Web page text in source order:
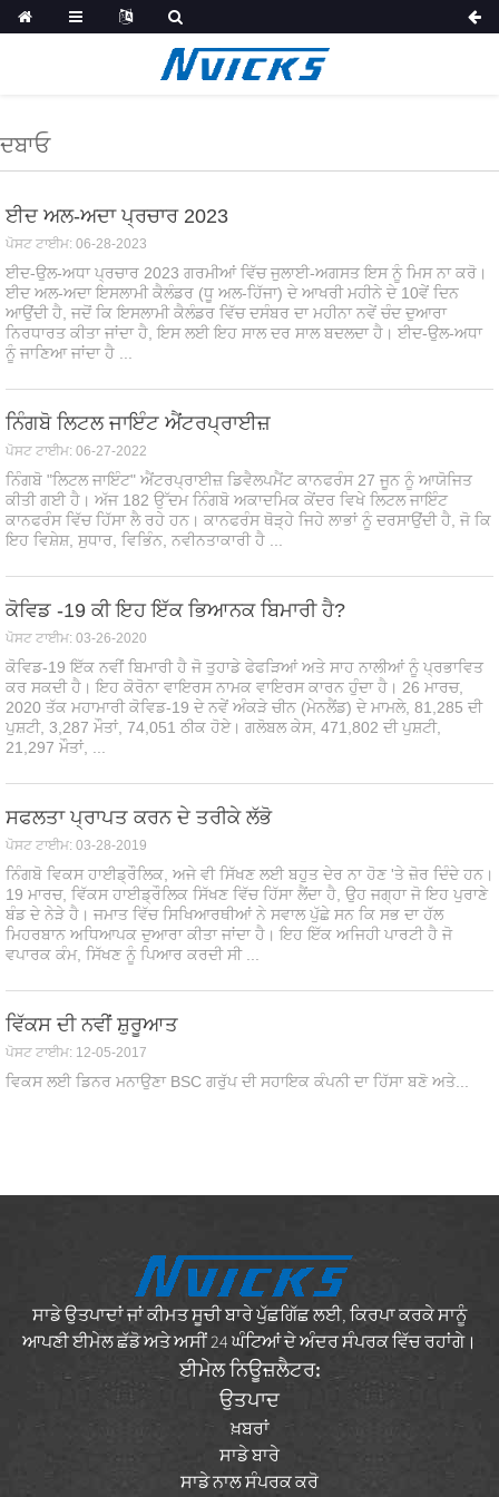
ਦਬਾਓ
ਈਦ ਅਲ-ਅਦਾ ਪ੍ਰਚਾਰ 2023
ਪੋਸਟ ਟਾਈਮ: 06-28-2023
ਈਦ-ਉਲ-ਅਧਾ ਪ੍ਰਚਾਰ 2023 ਗਰਮੀਆਂ ਵਿੱਚ ਜੁਲਾਈ-ਅਗਸਤ ਇਸ ਨੂੰ ਮਿਸ ਨਾ ਕਰੋ।
ਈਦ ਅਲ-ਅਦਾ ਇਸਲਾਮੀ ਕੈਲੰਡਰ (ਧੂ ਅਲ-ਹਿੱਜਾ) ਦੇ ਆਖਰੀ ਮਹੀਨੇ ਦੇ 10ਵੇਂ ਦਿਨ
ਆਉਂਦੀ ਹੈ, ਜਦੋਂ ਕਿ ਇਸਲਾਮੀ ਕੈਲੰਡਰ ਵਿੱਚ ਦਸੰਬਰ ਦਾ ਮਹੀਨਾ ਨਵੇਂ ਚੰਦ ਦੁਆਰਾ
ਨਿਰਧਾਰਤ ਕੀਤਾ ਜਾਂਦਾ ਹੈ, ਇਸ ਲਈ ਇਹ ਸਾਲ ਦਰ ਸਾਲ ਬਦਲਦਾ ਹੈ। ਈਦ-ਉਲ-ਅਧਾ
ਨੂੰ ਜਾਣਿਆ ਜਾਂਦਾ ਹੈ ...
ਨਿੰਗਬੋ ਲਿਟਲ ਜਾਇੰਟ ਐਂਟਰਪ੍ਰਾਈਜ਼
ਪੋਸਟ ਟਾਈਮ: 06-27-2022
ਨਿੰਗਬੋ "ਲਿਟਲ ਜਾਇੰਟ" ਐਂਟਰਪ੍ਰਾਈਜ਼ ਡਿਵੈਲਪਮੈਂਟ ਕਾਨਫਰੰਸ 27 ਜੂਨ ਨੂੰ ਆਯੋਜਿਤ
ਕੀਤੀ ਗਈ ਹੈ। ਅੱਜ 182 ਉੱਦਮ ਨਿੰਗਬੋ ਅਕਾਦਮਿਕ ਕੇਂਦਰ ਵਿਖੇ ਲਿਟਲ ਜਾਇੰਟ
ਕਾਨਫਰੰਸ ਵਿੱਚ ਹਿੱਸਾ ਲੈ ਰਹੇ ਹਨ। ਕਾਨਫਰੰਸ ਥੋੜ੍ਹੇ ਜਿਹੇ ਲਾਭਾਂ ਨੂੰ ਦਰਸਾਉਂਦੀ ਹੈ, ਜੋ ਕਿ
ਇਹ ਵਿਸ਼ੇਸ਼, ਸੁਧਾਰ, ਵਿਭਿੰਨ, ਨਵੀਨਤਾਕਾਰੀ ਹੈ ...
ਕੋਵਿਡ -19 ਕੀ ਇਹ ਇੱਕ ਭਿਆਨਕ ਬਿਮਾਰੀ ਹੈ?
ਪੋਸਟ ਟਾਈਮ: 03-26-2020
ਕੋਵਿਡ-19 ਇੱਕ ਨਵੀਂ ਬਿਮਾਰੀ ਹੈ ਜੋ ਤੁਹਾਡੇ ਫੇਫੜਿਆਂ ਅਤੇ ਸਾਹ ਨਾਲੀਆਂ ਨੂੰ ਪ੍ਰਭਾਵਿਤ
ਕਰ ਸਕਦੀ ਹੈ। ਇਹ ਕੋਰੋਨਾ ਵਾਇਰਸ ਨਾਮਕ ਵਾਇਰਸ ਕਾਰਨ ਹੁੰਦਾ ਹੈ। 26 ਮਾਰਚ,
2020 ਤੱਕ ਮਹਾਮਾਰੀ ਕੋਵਿਡ-19 ਦੇ ਨਵੇਂ ਅੰਕੜੇ ਚੀਨ (ਮੇਨਲੈਂਡ) ਦੇ ਮਾਮਲੇ, 81,285 ਦੀ
ਪੁਸ਼ਟੀ, 3,287 ਮੌਤਾਂ, 74,051 ਠੀਕ ਹੋਏ। ਗਲੋਬਲ ਕੇਸ, 471,802 ਦੀ ਪੁਸ਼ਟੀ,
21,297 ਮੌਤਾਂ, ...
ਸਫਲਤਾ ਪ੍ਰਾਪਤ ਕਰਨ ਦੇ ਤਰੀਕੇ ਲੱਭੋ
ਪੋਸਟ ਟਾਈਮ: 03-28-2019
ਨਿੰਗਬੋ ਵਿਕਸ ਹਾਈਡ੍ਰੌਲਿਕ, ਅਜੇ ਵੀ ਸਿੱਖਣ ਲਈ ਬਹੁਤ ਦੇਰ ਨਾ ਹੋਣ 'ਤੇ ਜ਼ੋਰ ਦਿੰਦੇ ਹਨ।
19 ਮਾਰਚ, ਵਿੱਕਸ ਹਾਈਡ੍ਰੌਲਿਕ ਸਿੱਖਣ ਵਿੱਚ ਹਿੱਸਾ ਲੈਂਦਾ ਹੈ, ਉਹ ਜਗ੍ਹਾ ਜੋ ਇਹ ਪੁਰਾਣੇ
ਬੰਡ ਦੇ ਨੇੜੇ ਹੈ। ਜਮਾਤ ਵਿੱਚ ਸਿਖਿਆਰਥੀਆਂ ਨੇ ਸਵਾਲ ਪੁੱਛੇ ਸਨ ਕਿ ਸਭ ਦਾ ਹੱਲ
ਮਿਹਰਬਾਨ ਅਧਿਆਪਕ ਦੁਆਰਾ ਕੀਤਾ ਜਾਂਦਾ ਹੈ। ਇਹ ਇੱਕ ਅਜਿਹੀ ਪਾਰਟੀ ਹੈ ਜੋ
ਵਪਾਰਕ ਕੰਮ, ਸਿੱਖਣ ਨੂੰ ਪਿਆਰ ਕਰਦੀ ਸੀ ...
ਵਿੱਕਸ ਦੀ ਨਵੀਂ ਸ਼ੁਰੂਆਤ
ਪੋਸਟ ਟਾਈਮ: 12-05-2017
ਵਿਕਸ ਲਈ ਡਿਨਰ ਮਨਾਉਣਾ BSC ਗਰੁੱਪ ਦੀ ਸਹਾਇਕ ਕੰਪਨੀ ਦਾ ਹਿੱਸਾ ਬਣੋ ਅਤੇ...
ਸਾਡੇ ਉਤਪਾਦਾਂ ਜਾਂ ਕੀਮਤ ਸੂਚੀ ਬਾਰੇ ਪੁੱਛਗਿੱਛ ਲਈ, ਕਿਰਪਾ ਕਰਕੇ ਸਾਨੂੰ
ਆਪਣੀ ਈਮੇਲ ਛੱਡੋ ਅਤੇ ਅਸੀਂ 24 ਘੰਟਿਆਂ ਦੇ ਅੰਦਰ ਸੰਪਰਕ ਵਿੱਚ ਰਹਾਂਗੇ।
ਈਮੇਲ ਨਿਊਜ਼ਲੈਟਰ:
ਉਤਪਾਦ
ਖ਼ਬਰਾਂ
ਸਾਡੇ ਬਾਰੇ
ਸਾਡੇ ਨਾਲ ਸੰਪਰਕ ਕਰੋ